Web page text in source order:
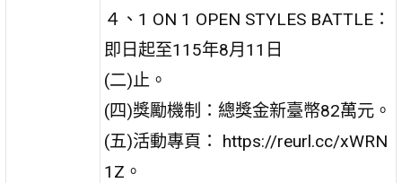
４、1 ON 1 OPEN STYLES BATTLE：
即日起至115年8月11日
(二)止。
(四)獎勵機制：總獎金新臺幣82萬元。
(五)活動專頁： https://reurl.cc/xWRN
1Z。